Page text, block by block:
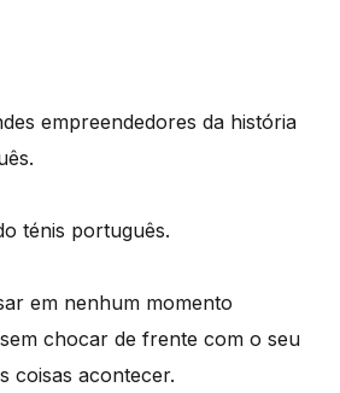
empreendedores da história
ténis português.
em nenhum momento
chocar de frente com o seu
coisas acontecer.